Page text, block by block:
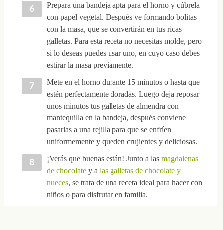
Prepara una bandeja apta para el horno y cúbrela
con papel vegetal. Después ve formando bolitas
con la masa, que se convertirán en tus ricas
galletas. Para esta receta no necesitas molde, pero
si lo deseas puedes usar uno, en cuyo caso debes
estirar la masa previamente.
Mete en el horno durante 15 minutos o hasta que
estén perfectamente doradas. Luego deja reposar
unos minutos tus galletas de almendra con
mantequilla en la bandeja, después conviene
pasarlas a una rejilla para que se enfríen
uniformemente y queden crujientes y deliciosas.
¡Verás que buenas están! Junto a las magdalenas
de chocolatey a las galletas de chocolate y
nueces, se trata de una receta ideal para hacer con
niños o para disfrutar en familia.